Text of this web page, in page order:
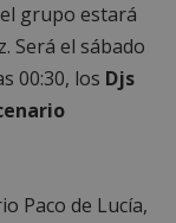
grupo estará
Será el sábado
00:30, los Djs
Paco de Lucía,